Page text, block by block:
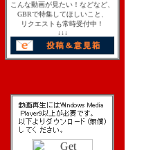
こんな動画が見たい！などなど、
GBRで特集してほしいこと、
リクエストも常時受付中！
↓↓↓